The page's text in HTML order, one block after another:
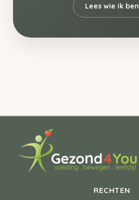
Lees wie ik ben
RECHTEN